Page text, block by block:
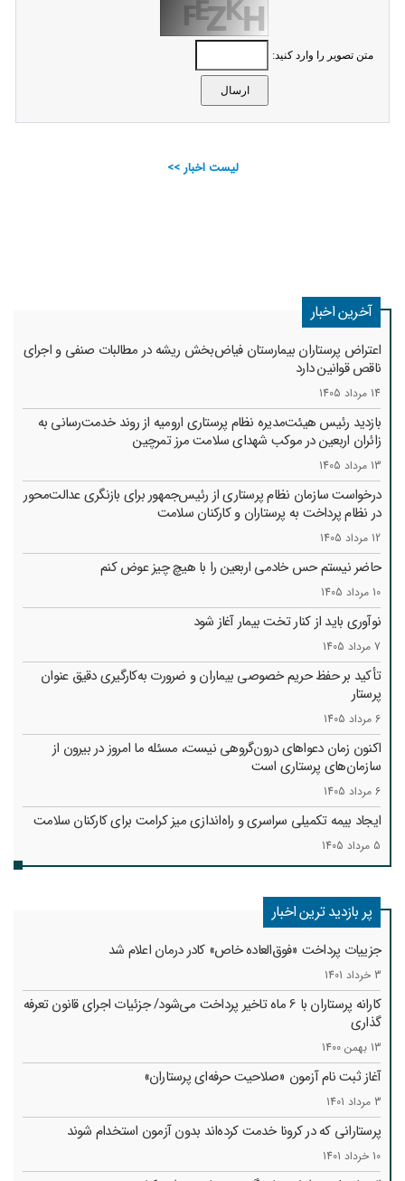
متن تصویر را وارد کنید:
لیست اخبار >>
آخرین اخبار
اعتراض پرستاران بیمارستان فیاض‌بخش ریشه در مطالبات صنفی و اجرای
ناقص قوانین دارد
14 مرداد 1405
بازدید رئیس هیئت‌مدیره نظام پرستاری ارومیه از روند خدمت‌رسانی به
زائران اربعین در موکب شهدای سلامت مرز تمرچین
13 مرداد 1405
درخواست سازمان نظام پرستاری از رئیس‌جمهور برای بازنگری عدالت‌محور
در نظام پرداخت به پرستاران و کارکنان سلامت
12 مرداد 1405
حاضر نیستم حس خادمی اربعین را با هیچ چیز عوض کنم
10 مرداد 1405
نوآوری باید از کنار تخت بیمار آغاز شود
7 مرداد 1405
تأکید بر حفظ حریم خصوصی بیماران و ضرورت به‌کارگیری دقیق عنوان
پرستار
6 مرداد 1405
اکنون زمان دعواهای درون‌گروهی نیست، مسئله ما امروز در بیرون از
سازمان‌های پرستاری است
6 مرداد 1405
ایجاد بیمه تکمیلی سراسری و راه‌اندازی میز کرامت برای کارکنان سلامت
5 مرداد 1405
پر بازدید ترین اخبار
جزییات پرداخت «فوق‌العاده خاص» کادر درمان اعلام شد
3 خرداد 1401
کارانه‌ پرستاران با 6 ماه تاخیر پرداخت می‌شود/ جزئیات اجرای قانون تعرفه
گذاری
13 بهمن 1400
آغاز ثبت نام آزمون «صلاحیت حرفه‌ای پرستاران»
3 مرداد 1401
پرستارانی که در کرونا خدمت کرد‌ه‌اند بدون آزمون استخدام شوند
10 خرداد 1401